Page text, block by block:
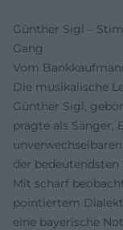
Günther Sigl –
Gang
Vom
Die musikalische
Günther Sigl,
prägte als Sänger,
der bedeutendsten
Mit scharf
pointiertem
eine bayerische